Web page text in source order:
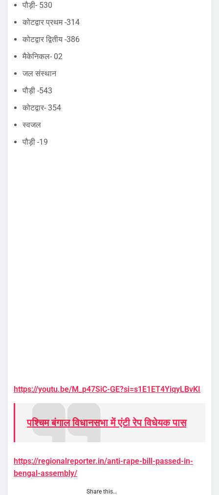
पौड़ी- 530
कोटद्वार प्रथम -314
कोटद्वार द्वितीय -386
मैकेनिकल- 02
जल संस्थान
पौड़ी -543
कोटद्वार- 354
स्वजल
पौड़ी -19
https://youtu.be/M_p47SiC-GE?si=s1E1ET4YiqyLBvKI
पश्चिम बंगाल विधानसभा में एंटी रेप विधेयक पास
https://regionalreporter.in/anti-rape-bill-passed-in-
bengal-assembly/
Share this…